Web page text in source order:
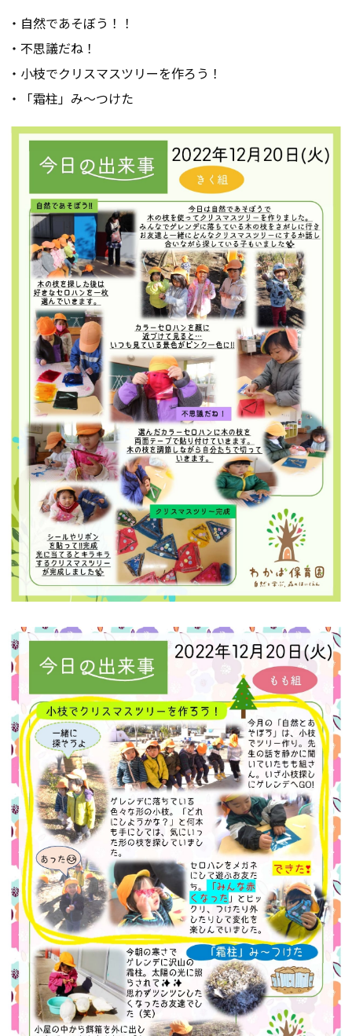
・自然であそぼう！！
・不思議だね！
・小枝でクリスマスツリーを作ろう！
・「霜柱」み～つけた